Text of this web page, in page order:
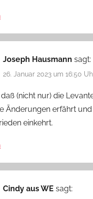
Joseph Hausmann sagt:
26. Januar 2023 um 16:50
daß (nicht nur) die
Änderungen erfährt
einkehrt.
Cindy aus WE sagt: